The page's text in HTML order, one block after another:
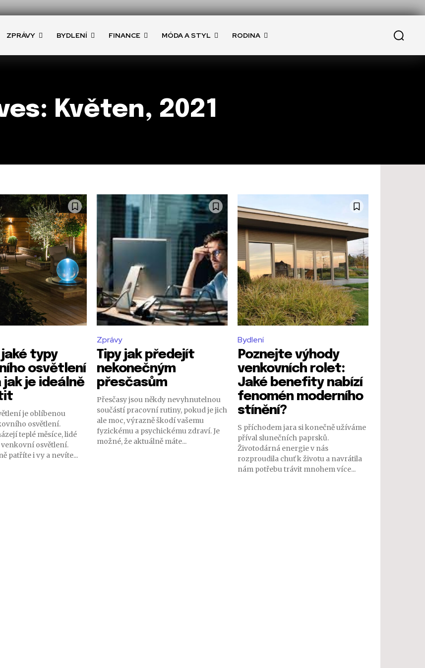
ZPRÁVY BYDLENÍ FINANCE MÓDA A STYL RODINA
Květen, 2021
jaké typy
osvětlení
jak je ideálně
je oblíbenou
osvětlení.
teplé měsíce, lidé
osvětlení.
patříte i vy a nevíte...
Zprávy
Tipy jak předejít
nekonečným
přesčasům
Přesčasy jsou někdy nevyhnutelnou
součástí pracovní rutiny, pokud je jich
ale moc, výrazně škodí vašemu
fyzickému a psychickému zdraví. Je
možné, že aktuálně máte...
Bydlení
Poznejte výhody
venkovních rolet:
Jaké benefity nabízí
fenomén moderního
stínění?
S příchodem jara si konečně užíváme
příval slunečních paprsků.
Životodárná energie v nás
rozproudila chuť k životu a navrátila
nám potřebu trávit mnohem více...